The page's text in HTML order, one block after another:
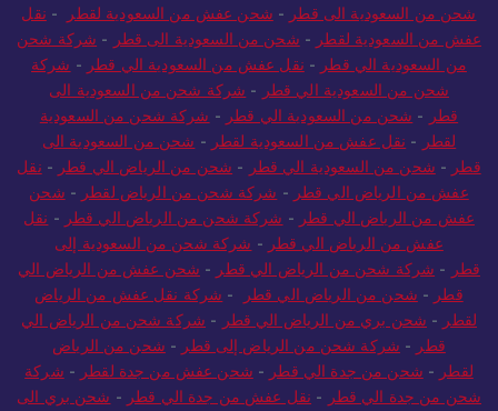
شحن من السعودية الى قطر - شحن عفش من السعودية لقطر - نقل
عفش من السعودية لقطر - شحن من السعودية الى قطر - شركة شحن
من السعودية الي قطر - نقل عفش من السعودية الي قطر - شركة
شحن من السعودية الي قطر - شركة شحن من السعودية الى
قطر - شحن من السعودية الي قطر - شركة شحن من السعودية
لقطر - نقل عفش من السعودية لقطر - شحن من السعودية الى
قطر - شحن من السعودية الي قطر - شحن من الرياض الي قطر - نقل
عفش من الرياض الي قطر - شركة شحن من الرياض لقطر - شحن
عفش من الرياض الي قطر - شركة شحن من الرياض الي قطر - نقل
عفش من الرياض الي قطر - شركة شحن من السعودية إلى
قطر - شركة شحن من الرياض الي قطر - شحن عفش من الرياض الي
قطر - شحن من الرياض الي قطر - شركة نقل عفش من الرياض
لقطر - شحن بري من الرياض الي قطر - شركة شحن من الرياض الي
قطر - شركة شحن من الرياض إلى قطر - شحن من الرياض
لقطر - شحن من جدة الي قطر - شحن عفش من جدة لقطر - شركة
شحن من جدة الي قطر - نقل عفش من جدة الي قطر - شحن بري الى